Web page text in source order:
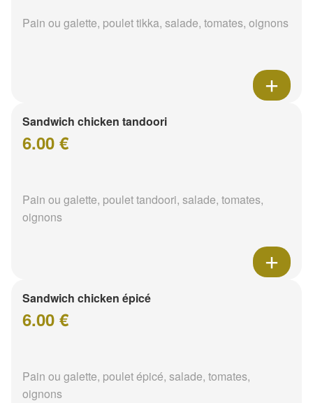
Pain ou galette, poulet tikka, salade, tomates, oignons
Sandwich chicken tandoori
6.00 €
Pain ou galette, poulet tandoori, salade, tomates,
oignons
Sandwich chicken épicé
6.00 €
Pain ou galette, poulet épicé, salade, tomates,
oignons